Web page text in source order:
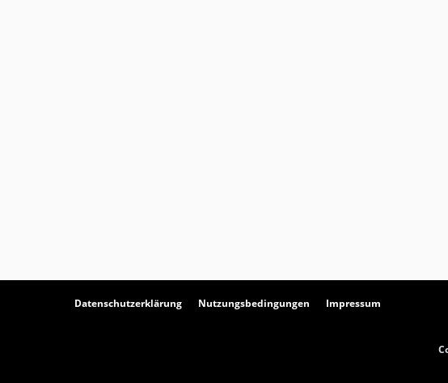
Datenschutzerklärung Nutzungsbedingungen Impressum